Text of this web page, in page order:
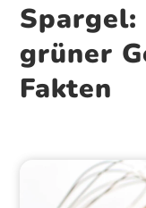
Spargel:
grüner
Fakten